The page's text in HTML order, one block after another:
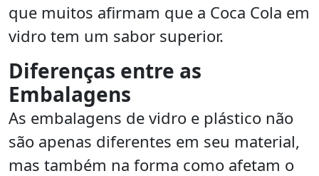
que muitos afirmam que a Coca Cola em
vidro tem um sabor superior.
Diferenças entre as
Embalagens
As embalagens de vidro e plástico não
são apenas diferentes em seu material,
mas também na forma como afetam o